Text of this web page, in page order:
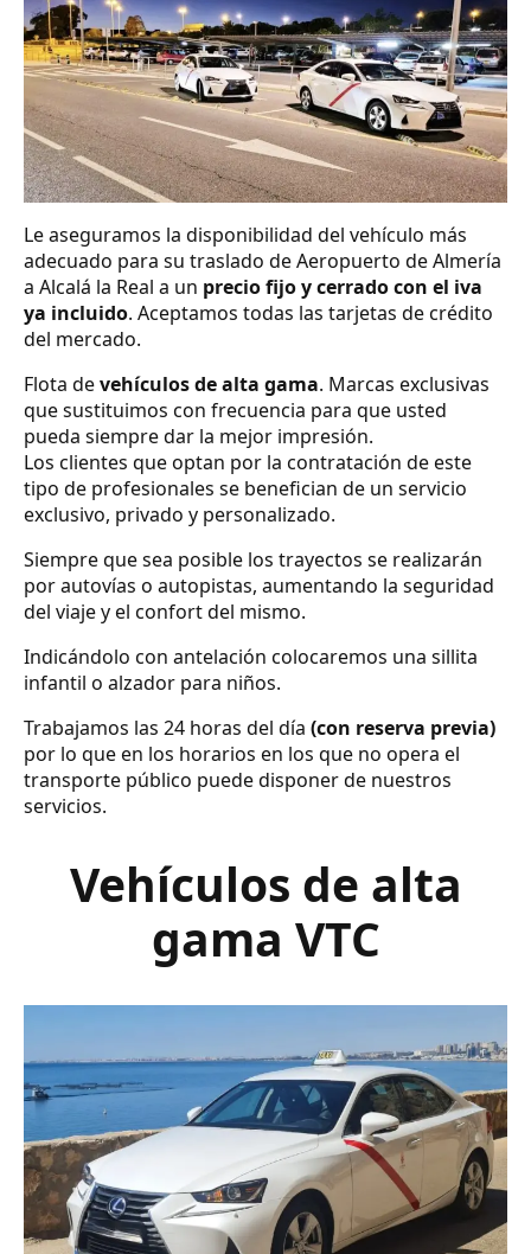
Le aseguramos la disponibilidad del vehículo más
adecuado para su traslado de Aeropuerto de Almería
a Alcalá la Real a un precio fijo y cerrado con el iva
ya incluido. Aceptamos todas las tarjetas de crédito
del mercado.
Flota devehículos de alta gama. Marcas exclusivas
que sustituimos con frecuencia para que usted
pueda siempre dar la mejor impresión.
Los clientes que optan por la contratación de este
tipo de profesionales se benefician de un servicio
exclusivo, privado y personalizado.
Siempre que sea posible los trayectos se realizarán
por autovías o autopistas, aumentando la seguridad
del viaje y el confort del mismo.
Indicándolo con antelación colocaremos una sillita
infantil o alzador para niños.
Trabajamos las 24 horas del día (con reserva previa)
por lo que en los horarios en los que no opera el
transporte público puede disponer de nuestros
servicios.
Vehículos de alta
gama VTC